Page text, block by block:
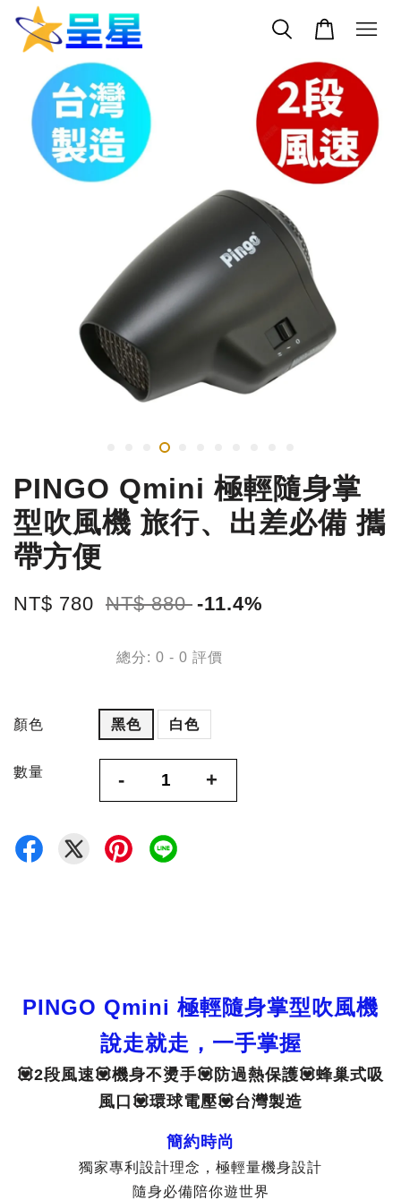
PINGO Qmini 極輕隨身掌
型吹風機 旅行、出差必備 攜
帶方便
NT$ 780 NT$ 880 -11.4%
總分: 0 - 0 評價
顏色 黑色 白色
數量 - +
PINGO Qmini 極輕隨身掌型吹風機
說走就走，一手掌握
💟2段風速💟機身不燙手💟防過熱保護💟蜂巢式吸
風口💟環球電壓💟台灣製造
簡約時尚
獨家專利設計理念，極輕量機身設計
隨身必備陪你遊世界